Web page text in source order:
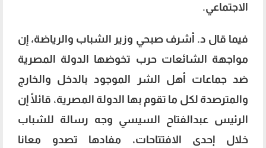
الاجتماعي.
فيما قال د. أشرف صبحي وزير الشباب والرياضة، إن
مواجهة الشائعات حرب تخوضها الدولة المصرية
ضد جماعات أهل الشر الموجود بالدخل والخارج
والمترصدة لكل ما تقوم بها الدولة المصرية، قائلًا إن
الرئيس عبدالفتاح السيسي وجه رسالة للشباب
خلال إحدى الافتتاحات، مفادها تصدو معانا